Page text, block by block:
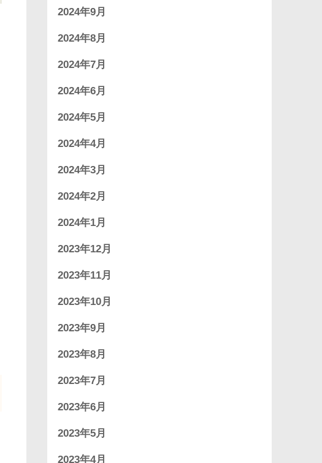
2024年9月
2024年8月
2024年7月
2024年6月
2024年5月
2024年4月
2024年3月
2024年2月
2024年1月
2023年12月
2023年11月
2023年10月
2023年9月
2023年8月
2023年7月
2023年6月
2023年5月
2023年4月